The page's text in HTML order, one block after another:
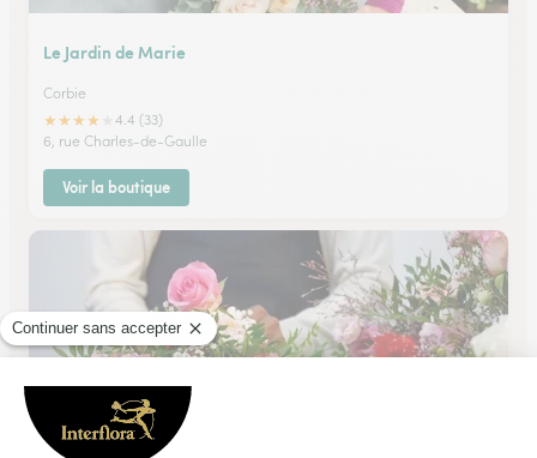
Le Jardin de Marie
Corbie
★★★★
4.4 (33)
6, rue Charles-de-Gaulle
Voir la boutique
Ctj Fleurs